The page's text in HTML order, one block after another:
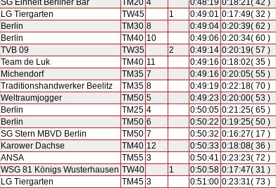
SG Einheit Berliner Bär TM20 4 0:48:19 0:18:21( 42 )
LG Tiergarten TW45 1 0:49:01 0:17:49( 32 )
Berlin TM30 8 0:49:04 0:20:39( 62 )
Berlin TM40 10 0:49:06 0:20:34( 60 )
TVB 09 TW35 2 0:49:14 0:20:19( 57 )
Team de Luk TM40 11 0:49:16 0:18:02( 35 )
Michendorf TM35 7 0:49:16 0:20:05( 55 )
Traditionshandwerker Beelitz TM35 8 0:49:19 0:22:18( 70 )
Weltraumjogger TM50 5 0:49:23 0:20:00( 53 )
Berlin TM25 4 0:50:05 0:21:25( 65 )
Berlin TM50 6 0:50:22 0:19:25( 50 )
SG Stern MBVD Berlin TM50 7 0:50:32 0:16:27( 17 )
Karower Dachse TM40 12 0:50:33 0:18:08( 36 )
ANSA TM55 3 0:50:41 0:23:23( 72 )
WSG 81 Königs Wusterhausen TW40 1 0:50:58 0:17:47( 31 )
LG Tiergarten TM45 3 0:51:00 0:23:31( 73 )